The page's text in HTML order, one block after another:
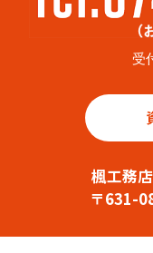
受
楓工務
〒631-